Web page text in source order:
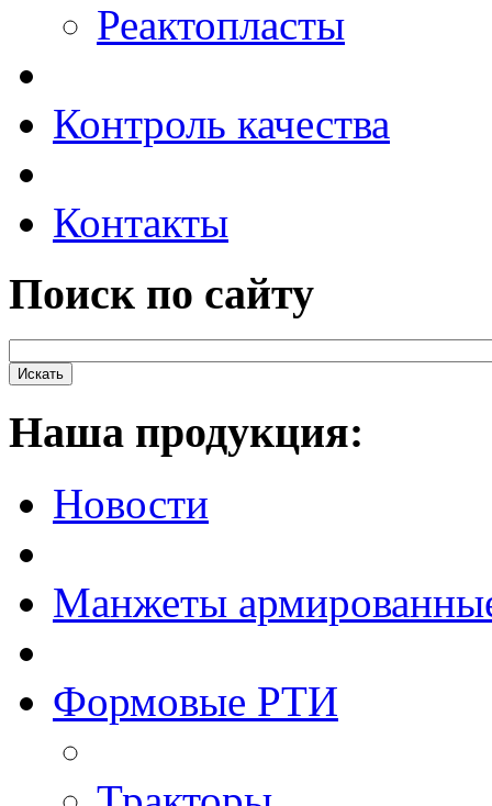
Реактопласты
Контроль качества
Контакты
Поиск по сайту
Наша продукция:
Новости
Манжеты
Формовые РТИ